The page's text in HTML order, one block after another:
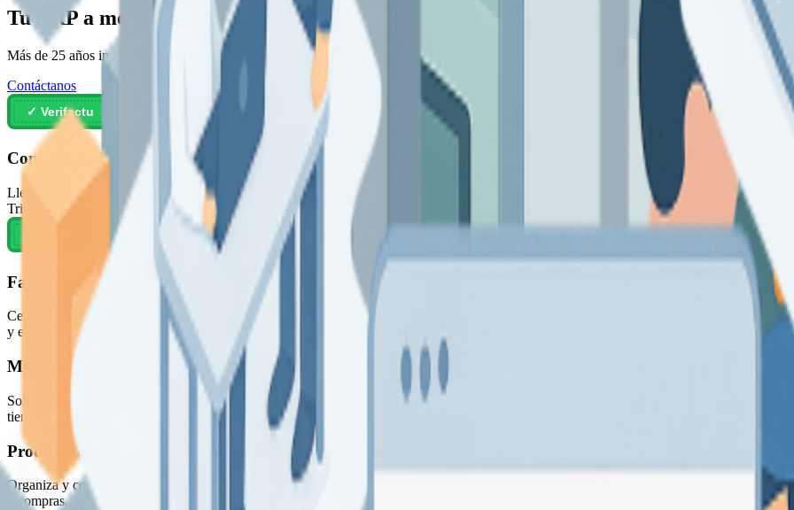
Tu ERP a medida para hacer crecer tu negocio
Más de 25 años impulsando empresas con soluciones flexibles, eficientes y 100% adaptadas.
Contáctanos
Contabilidad
Lleva la contabilidad de tu empresa de forma automatizada y fiable. Controla libros oficiales, cobros y asientos con facilidad. Con
Tributaria de forma transparente y actualizada. Todo lo que necesitas para estar al día, sin complicaciones.
Facturación
Centraliza la facturación con un sistema digital ágil i seguro. Emite, recibe y automatiza facturas con soporte
, garantizando
y envíos con una herramienta clara, pensada para empresas que necesiten eficiencia y control.
Mecanizados
Solución específica para talleres de mecanizado y producción técnica. Controla órdenes, procesos de fabricación, máquinas y operaciones
tiempos y costes, consigue un control total y una producción alineada con la calidad y los plazos.
Producción
Organiza y controla el proceso productivo de manera visual y eficiente. Gestiona órdenes de fabricación, fases de trabajo y tiempo de
y compras, asegura un flujo continuo y optimizado entre planificación y ejecución.